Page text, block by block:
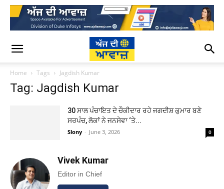
Home Tags Jagdish Kumar
Tag: Jagdish Kumar
30 ਸਾਲ ਪੰਚਾਇਤ ਦੇ ਚੌਕੀਦਾਰ ਰਹੇ ਜਗਦੀਸ਼ ਕੁਮਾਰ ਬਣੇ
ਸਰਪੰਚ, ਲੋਕਾਂ ਨੇ ਜਨਸੇਵਾ ‘ਤੇ...
Slony - June 3, 2026 0
Vivek Kumar
Editor in Chief